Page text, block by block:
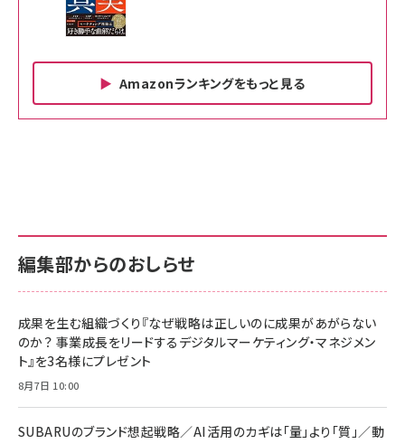
Amazonランキングをもっと見る
￥880
anan(アンアン)2026/06/24号 No.2500増刊
スペシャルエディション[王道エンタメの矜持／
￥1,100
anan(アンアン)2026/07/08号 No.2502[2026
￥880
サポート正規品 メーカー保証5年 KLMEA128G
NIMASO ガラスフィルム iPhone 17 用 保護フィ
すい ガイド枠付き いPhone17 (6.3インチ) 対応
2枚セット DSP25F1698
￥1,599
￥6,980
サポート正規品 メーカー保証5年 KLMEA128G
Amazon eギフトカード - Amazonロゴ - クラ
￥5,000
Anker PowerLine III Flow USB-C & USB-C
Pro/Air 各種対応 (1.8m ミッドナイトブラック)
￥1,890
編集部からのおしらせ
成果を生む組織づくり『なぜ戦略は正しいのに成果があがらない
のか？ 事業成長をリードするデジタルマーケティング・マネジメン
ト』を3名様にプレゼント
8月7日 10:00
SUBARUのブランド想起戦略／AI活用のカギは「量」より「質」／動